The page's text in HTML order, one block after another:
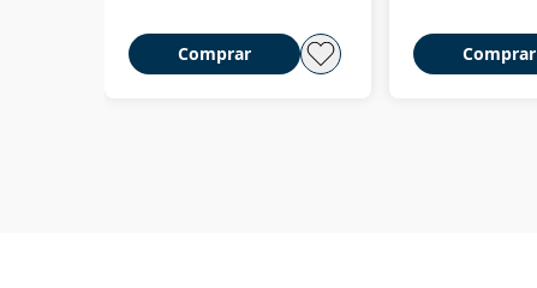
Comprar Comprar